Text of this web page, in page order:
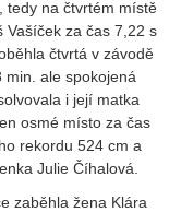
tedy na čtvrtém místě
Vašíček za čas 7,22 s
čtvrtá v závodě
ale spokojená
i její matka
osmé místo za čas
rekordu 524 cm a
Julie Číhalová.
zaběhla žena Klára